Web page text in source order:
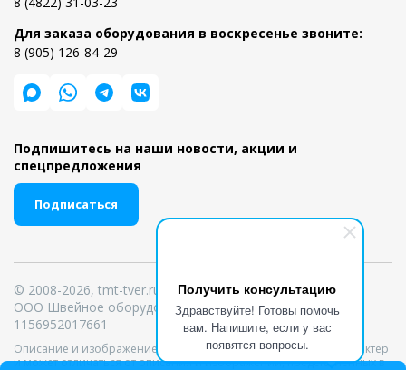
Получить консультацию
Здравствуйте! Готовы помочь
вам. Напишите, если у вас
появятся вопросы.
Для заказа оборудования в воскресенье звоните:
8 (905) 126-84-29
Подпишитесь на наши новости, акции и
спецпредложения
Подписаться
© 2008-2026, tmt-tver.ru
ООО Швейное оборудование ИНН 6950039303 ОГРН
1156952017661
Описание и изображение товара носит информационный характер
и может отличаться от описания и изображений, представленных в